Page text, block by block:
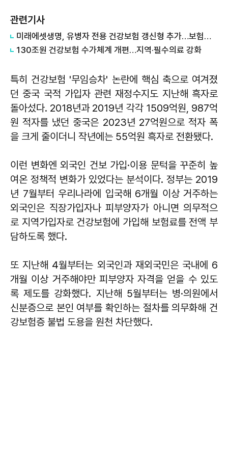
관련기사
미래에셋생명, 유병자 전용 건강보험 갱신형 추가…보험료 최대 45% 저렴
130조원 건강보험 수가체계 개편…지역·필수의료 강화
특히 건강보험 '무임승차' 논란에 핵심 축으로 여겨졌
던 중국 국적 가입자 관련 재정수지도 지난해 흑자로
돌아섰다. 2018년과 2019년 각각 1509억원, 987억
원 적자를 냈던 중국은 2023년 27억원으로 적자 폭
을 크게 줄이더니 작년에는 55억원 흑자로 전환됐다.
이런 변화엔 외국인 건보 가입·이용 문턱을 꾸준히 높
여온 정책적 변화가 있었다는 분석이다. 정부는 2019
년 7월부터 우리나라에 입국해 6개월 이상 거주하는
외국인은 직장가입자나 피부양자가 아니면 의무적으
로 지역가입자로 건강보험에 가입해 보험료를 전액 부
담하도록 했다.
또 지난해 4월부터는 외국인과 재외국민은 국내에 6
개월 이상 거주해야만 피부양자 자격을 얻을 수 있도
록 제도를 강화했다. 지난해 5월부터는 병·의원에서
신분증으로 본인 여부를 확인하는 절차를 의무화해 건
강보험증 불법 도용을 원천 차단했다.